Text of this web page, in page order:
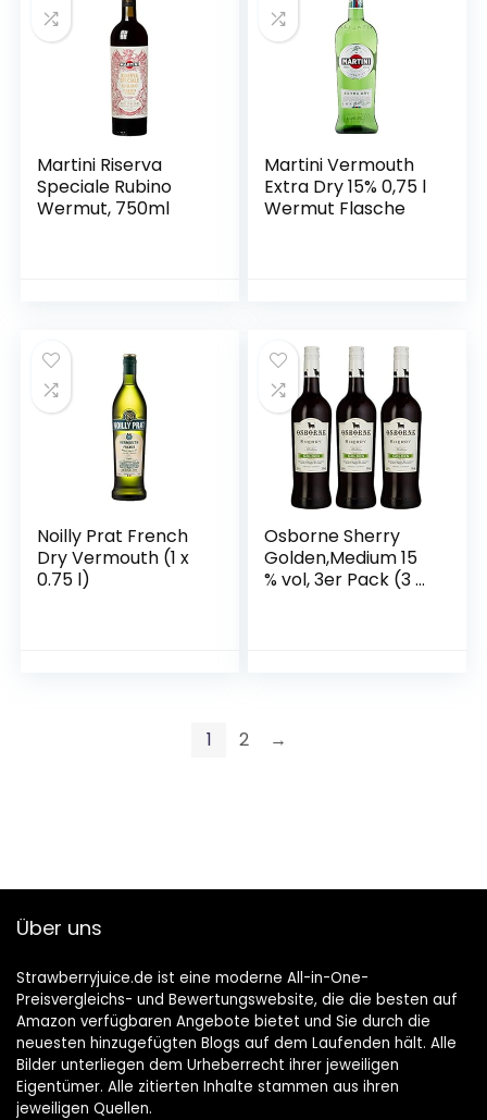
Martini Riserva
Speciale Rubino
Wermut, 750ml
Martini Vermouth
Extra Dry 15% 0,75 l
Wermut Flasche
Noilly Prat French
Dry Vermouth (1 x
0.75 l)
Osborne Sherry
Golden,Medium 15
% vol, 3er Pack (3 x
1 2 →
Über uns
Strawberryjuice.de ist eine moderne All-in-One-
Preisvergleichs- und Bewertungswebsite, die die besten auf
Amazon verfügbaren Angebote bietet und Sie durch die
neuesten hinzugefügten Blogs auf dem Laufenden hält. Alle
Bilder unterliegen dem Urheberrecht ihrer jeweiligen
Eigentümer. Alle zitierten Inhalte stammen aus ihren
jeweiligen Quellen.